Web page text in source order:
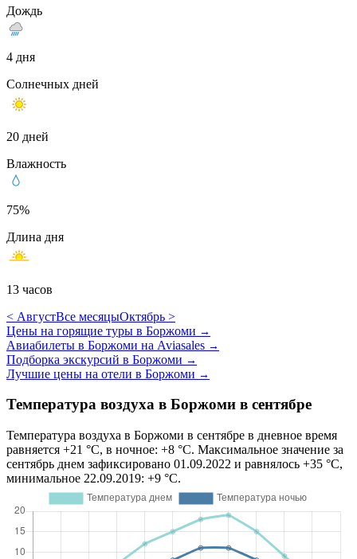
Дождь
4 дня
Солнечных дней
20 дней
Влажность
75%
Длина дня
13 часов
< АвгустВсе месяцыОктябрь >
Цены на горящие туры в Боржоми →
Авиабилеты в Боржоми на Aviasales →
Подборка экскурсий в Боржоми →
Лучшие цены на отели в Боржоми →
Температура воздуха в Боржоми в сентябре
Температура воздуха в Боржоми в сентябре в дневное время
равняется +21 °C, в ночное: +8 °C. Максимальное значение за
сентябрь днем зафиксировано 01.09.2022 и равнялось +35 °C,
минимальное 22.09.2019: +9 °C.